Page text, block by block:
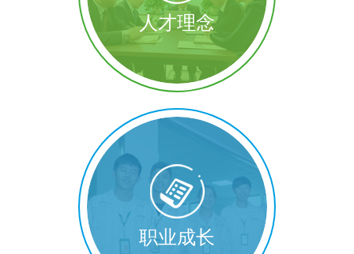
人才理念
职业成长